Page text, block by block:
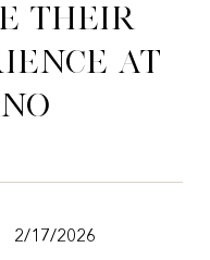
their
at
2/17/2026